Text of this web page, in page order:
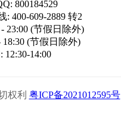
800184529
: 400-609-2889 转2
23:00 (节假日除外)
18:30 (节假日除外)
12:30-14:00
权利 粤ICP备2021012595号